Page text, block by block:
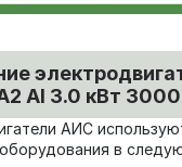
Al 3.0 кВт
АИС
в